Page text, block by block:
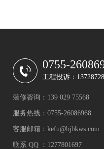
0755-
工程投诉：
装修咨询：139 029 75568
服务热线：0755-26086968
客服邮箱：kefu@bjbkws.com
联系 QQ ：1277801697